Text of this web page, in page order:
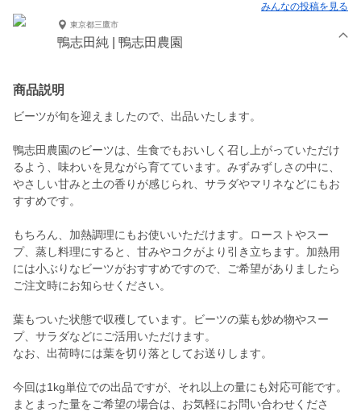
みんなの投稿を見る
東京都三鷹市
鴨志田純 | 鴨志田農園
商品説明
ビーツが旬を迎えましたので、出品いたします。
鴨志田農園のビーツは、生食でもおいしく召し上がっていただけ
るよう、味わいを見ながら育てています。みずみずしさの中に、
やさしい甘みと土の香りが感じられ、サラダやマリネなどにもお
すすめです。
もちろん、加熱調理にもお使いいただけます。ローストやスー
プ、蒸し料理にすると、甘みやコクがより引き立ちます。加熱用
には小ぶりなビーツがおすすめですので、ご希望がありましたら
ご注文時にお知らせください。
葉もついた状態で収穫しています。ビーツの葉も炒め物やスー
プ、サラダなどにご活用いただけます。
なお、出荷時には葉を切り落としてお送りします。
今回は1kg単位での出品ですが、それ以上の量にも対応可能です。
まとまった量をご希望の場合は、お気軽にお問い合わせくださ